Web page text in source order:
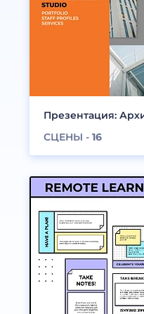
Презентация:
СЦЕНЫ - 16